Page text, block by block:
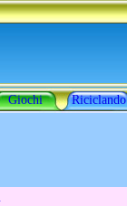
Giochi Riciclando